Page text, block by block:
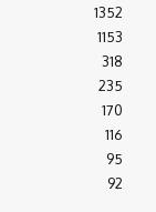
1352
1153
318
235
170
116
95
92